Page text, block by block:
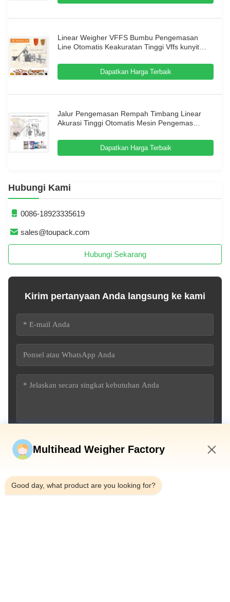
Linear Weigher VFFS Bumbu Pengemasan
Line Otomatis Keakuratan Tinggi Vffs kunyit
Pengemasan Pengisian Sealing Campuran Tas
Dapatkan Harga Terbaik
Jalur Pengemasan Rempah Timbang Linear
Akurasi Tinggi Otomatis Mesin Pengemas
Dapatkan Harga Terbaik
Hubungi Kami
0086-18923335619
sales@toupack.com
Hubungi Sekarang
Kirim pertanyaan Anda langsung ke kami
Multihead Weigher Factory
Good day, what product are you looking for?